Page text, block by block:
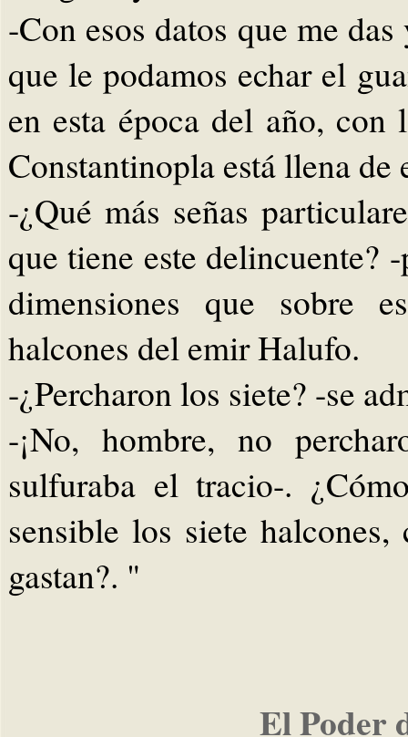
-Con esos datos que me
que le podamos echar el
en esta época del año, con
Constantinopla está llena de
-¿Qué más señas
que tiene este delincuente?
dimensiones que sobre
halcones del emir Halufo.
-¿Percharon los siete? -se
-¡No, hombre, no
sulfuraba el tracio-.
sensible los siete
gastan?. "
El Poder